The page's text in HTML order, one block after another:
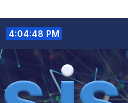
4:04:49 PM